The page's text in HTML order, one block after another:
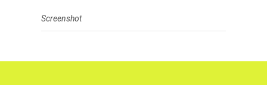
Screenshot